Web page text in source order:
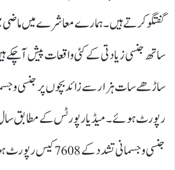
گفتگو کرتے ہیں۔ ہمارے معاشرے میں
ساتھ جنسی زیادتی کے کئی واقعات پیش آچکے
ساڑھے سات ہزار سے زائد بچوں پر جنسی و
جنسی و جسمانی تشدد کے